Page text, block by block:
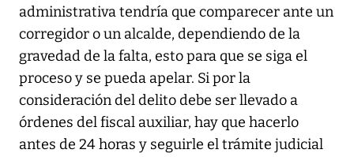
administrativa tendría que comparecer ante un
corregidor o un alcalde, dependiendo de la
gravedad de la falta, esto para que se siga el
proceso y se pueda apelar. Si por la
consideración del delito debe ser llevado a
órdenes del fiscal auxiliar, hay que hacerlo
antes de 24 horas y seguirle el trámite judicial